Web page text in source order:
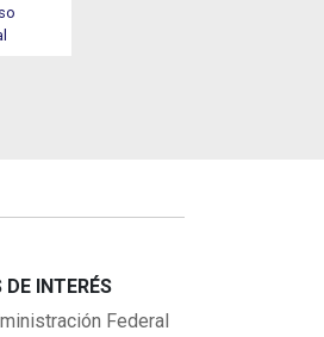
DE INTERÉS
Federal